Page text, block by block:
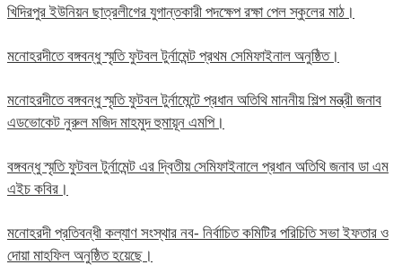
খিদিরপুর ইউনিয়ন ছাত্রলীগের যুগান্তকারী পদক্ষেপ রক্ষা পেল স্কুলের মাঠ।
মনোহরদীতে বঙ্গবন্ধু স্মৃতি ফুটবল টুর্নামেন্ট প্রথম সেমিফাইনাল অনুষ্ঠিত।
মনোহরদীতে বঙ্গবন্ধু স্মৃতি ফুটবল টুর্নামেন্টে প্রধান অতিথি মাননীয় শিল্প মন্ত্রী জনাব
এডভোকেট নুরুল মজিদ মাহমুদ হুমায়ূন এমপি।
বঙ্গবন্ধু স্মৃতি ফুটবল টুর্নামেন্ট এর দ্বিতীয় সেমিফাইনালে প্রধান অতিথি জনাব ডা এম
এইচ কবির।
মনোহরদী প্রতিবন্ধী কল্যাণ সংস্থার নব- নির্বাচিত কমিটির পরিচিতি সভা ইফতার ও
দোয়া মাহফিল অনুষ্ঠিত হয়েছে।